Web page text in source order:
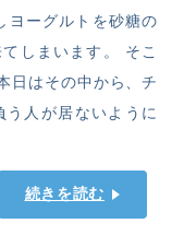
ヨーグルトを砂糖の
しまいます。 そこ
日はその中から、チ
う人が居ないように
続きを読む